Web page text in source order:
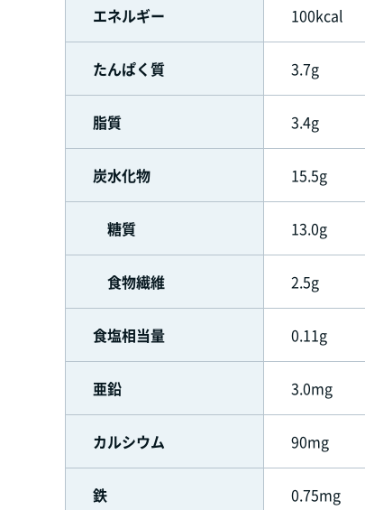
エネルギー 100kcal
たんぱく質 3.7g
脂質 3.4g
炭水化物 15.5g
糖質 13.0g
食物繊維 2.5g
食塩相当量 0.11g
亜鉛 3.0mg
カルシウム 90mg
鉄 0.75mg